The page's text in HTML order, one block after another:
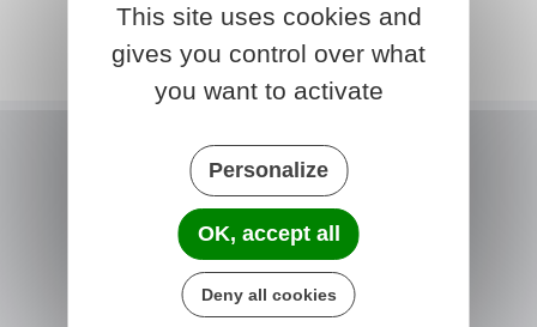
This site uses cookies and
gives you control over what
you want to activate
Personalize
OK, accept all
Deny all cookies